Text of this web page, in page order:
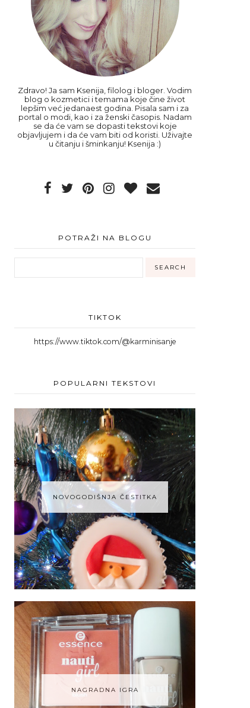
Zdravo! Ja sam Ksenija, filolog i bloger. Vodim
blog o kozmetici i temama koje čine život
lepšim već jedanaest godina. Pisala sam i za
portal o modi, kao i za ženski časopis. Nadam
se da će vam se dopasti tekstovi koje
objavljujem i da će vam biti od koristi. Uživajte
u čitanju i šminkanju! Ksenija :)
POTRAŽI NA BLOGU
TIKTOK
https://www.tiktok.com/@karminisanje
POPULARNI TEKSTOVI
NOVOGODIŠNJA ČESTITKA
NAGRADNA IGRA